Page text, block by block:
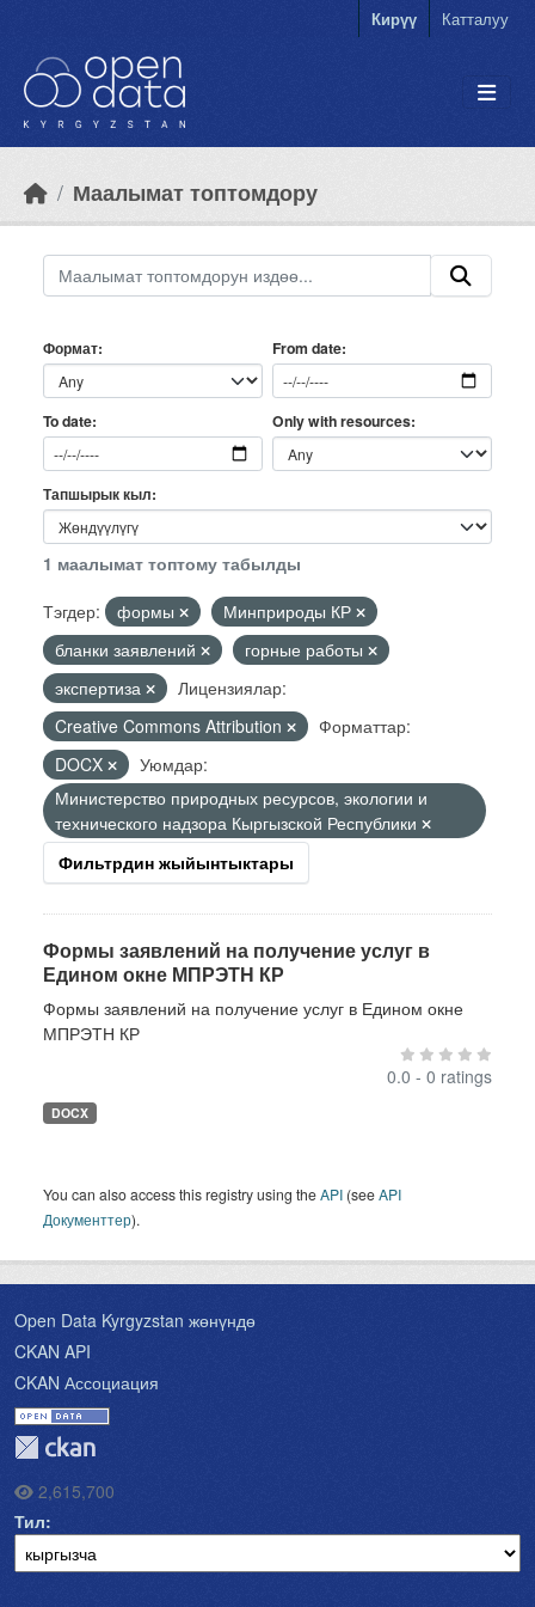
Кирүү Катталуу
Маалымат топтомдору
Формат From date
To date Only with resources
Тапшырык кыл
1 маалымат топтому табылды
Тэгдер:
формы
Минприроды КР
бланки заявлений
горные работы
экспертиза
Лицензиялар:
Creative Commons Attribution
Форматтар:
DOCX
Уюмдар:
Министерство природных ресурсов, экологии и
технического надзора Кыргызской Республики
Фильтрдин жыйынтыктары
Формы заявлений на получение услуг в
Едином окне МПРЭТН КР
Формы заявлений на получение услуг в Едином окне
МПРЭТН КР
0.0 - 0 ratings
DOCX
You can also access this registry using theAPI (seeAPI
Документтер).
Open Data Kyrgyzstan жөнүндө
CKAN API
CKAN Ассоциация
2,615,700
Тил